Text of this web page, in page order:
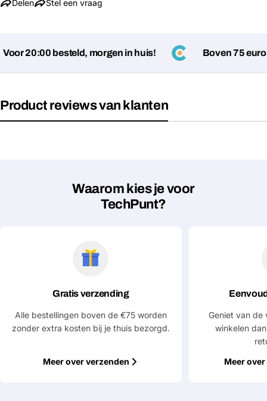
Delen Stel een vraag
Jouw
telefoon
Jouw
Verstuur vraag
20:00 besteld, morgen in huis! Boven 75 euro
Product reviews van klanten
Waarom kies je voor
TechPunt?
Gratis verzending
Alle bestellingen boven de €75 worden
zonder extra kosten bij je thuis bezorgd.
Meer over verzenden
Geniet van de
winkelen
Meer